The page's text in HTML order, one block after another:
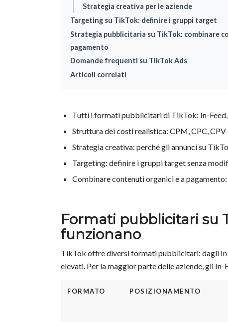
Strategia creativa per le aziende
Targeting su TikTok: definire i gruppi target
Strategia pubblicitaria su TikTok: combinare
pagamento
Domande frequenti su TikTok Ads
Articoli correlati
Tutti i formati pubblicitari di TikTok: In-
Struttura dei costi realistica: CPM, CPC,
Strategia creativa: perché gli annunci su
Targeting: definire i gruppi target senza
Combinare contenuti organici e a
Formati pubblicitari su
funzionano
TikTok offre diversi formati pubblicitari: dagli In-
elevati. Per la maggior parte delle aziende, gli
FORMATO POSIZIONAMENTO